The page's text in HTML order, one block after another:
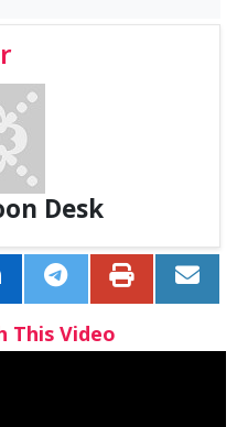
Desk
This Video